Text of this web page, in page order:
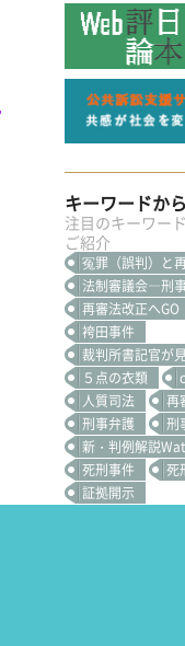
キーワードか
注目のキーワー
ご紹介
冤罪（誤判）と
法制審議会―刑
再審法改正へGO
袴田事件
裁判所書記官が
５点の衣類
人質司法
再
刑事弁護
刑
新・判例解説
死刑事件
死
証拠開示